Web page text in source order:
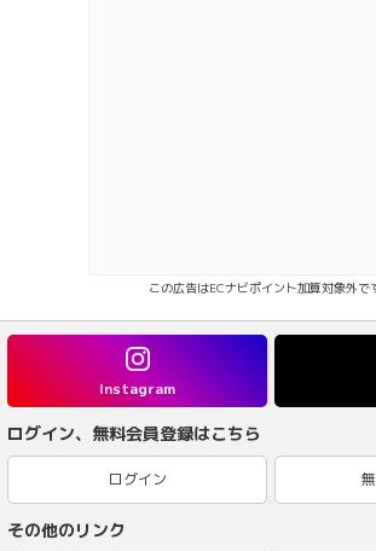
この広告はECナビポイント加算対象外で
Instagram
ログイン、無料会員登録はこちら
ログイン
その他のリンク